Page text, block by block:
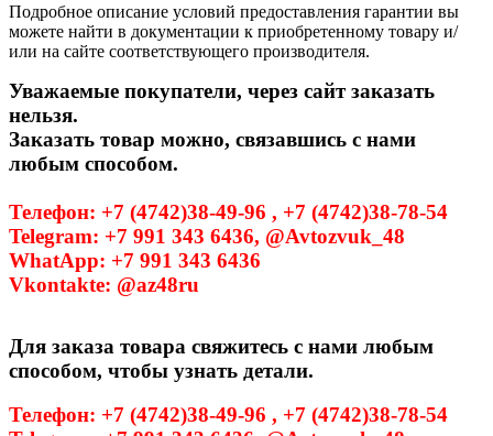
Подробное описание условий предоставления гарантии вы
можете найти в документации к приобретенному товару и/
или на сайте соответствующего производителя.
Уважаемые покупатели, через сайт заказать
нельзя.
Заказать товар можно, связавшись с нами
любым способом.
Телефон: +7 (4742)38-49-96 , +7 (4742)38-78-54
Telegram: +7 991 343 6436, @Avtozvuk_48
WhatApp: +7 991 343 6436
Vkontakte: @az48ru
Для заказа товара свяжитесь с нами любым
способом, чтобы узнать детали.
Телефон: +7 (4742)38-49-96 , +7 (4742)38-78-54